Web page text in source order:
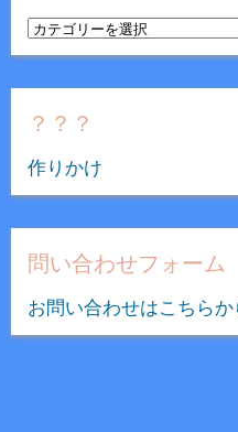
カ
テ
ゴ
リ
？？？
作りかけ
問い合わせフォーム
お問い合わせはこちらか